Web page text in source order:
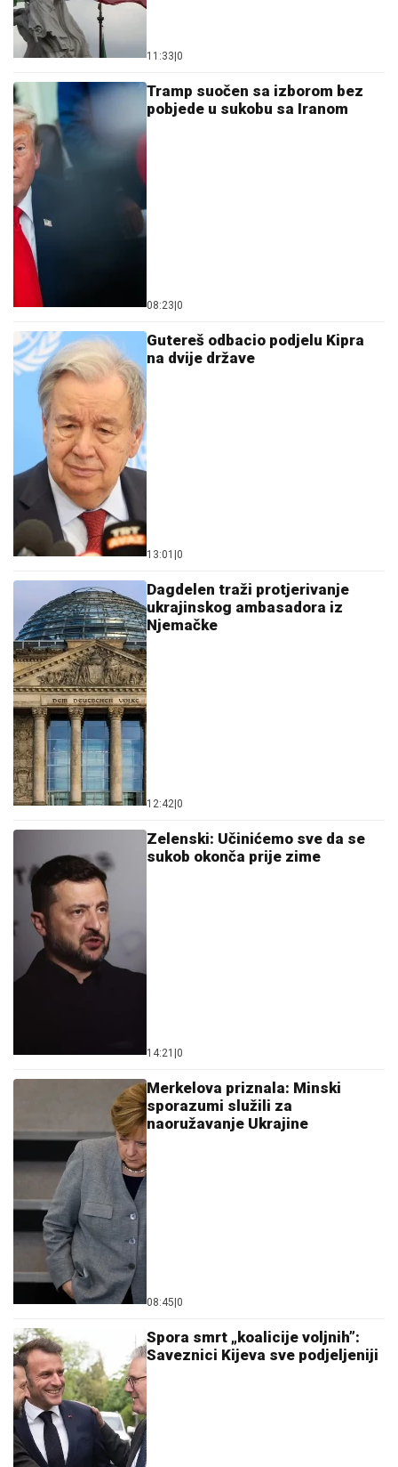
11:33 0
Tramp suočen sa izborom bez
pobjede u sukobu sa Iranom
08:23 0
Gutereš odbacio podjelu Kipra
na dvije države
13:01 0
Dagdelen traži protjerivanje
ukrajinskog ambasadora iz
Njemačke
12:42 0
Zelenski: Učinićemo sve da se
sukob okonča prije zime
14:21 0
Merkelova priznala: Minski
sporazumi služili za
naoružavanje Ukrajine
08:45 0
Spora smrt „koalicije voljnih”:
Saveznici Kijeva sve podjeljeniji